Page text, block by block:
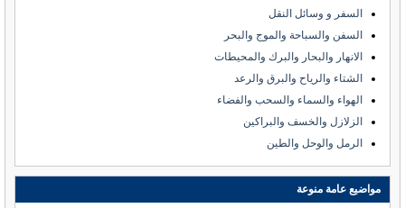
السفر و وسائل النقل
السفن والسباحة والموج والبحر
الانهار والبحار والبرك والمحيطات
الشتاء والرياح والبرق والرعد
الهواء والسماء والسحب والفضاء
الزلازل والخسف والبراكين
الرمل والوحل والطين
مواضيع عامة منوعة